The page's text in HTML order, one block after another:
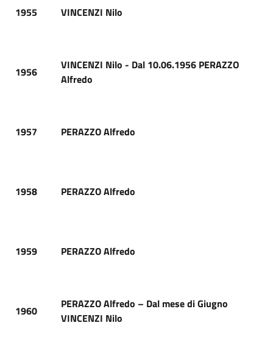
1955 VINCENZI Nilo
1956
VINCENZI Nilo - Dal 10.06.1956 PERAZZO
Alfredo
1957 PERAZZO Alfredo
1958 PERAZZO Alfredo
1959 PERAZZO Alfredo
1960
PERAZZO Alfredo – Dal mese di Giugno
VINCENZI Nilo